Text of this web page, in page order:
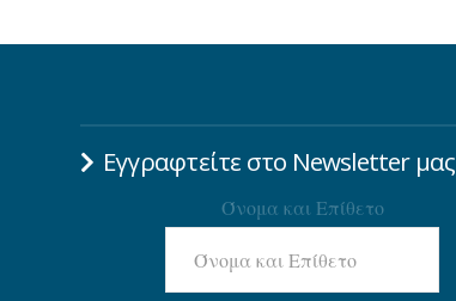
Εγγραφτείτε στο Newsletter μας
Όνομα και Επίθετο